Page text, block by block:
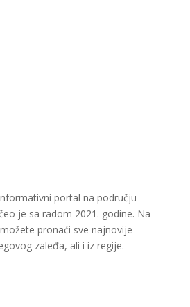
portal na području
je sa radom 2021. godine. Na
pronaći sve najnovije
zaleđa, ali i iz regije.